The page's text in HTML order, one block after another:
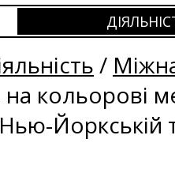
/
на кольорові
Йоркській